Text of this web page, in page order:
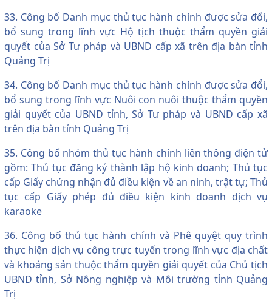
33. Công bố Danh mục thủ tục hành chính được sửa đổi,
bổ sung trong lĩnh vực Hộ tịch thuộc thẩm quyền giải
quyết của Sở Tư pháp và UBND cấp xã trên địa bàn tỉnh
Quảng Trị
34. Công bố Danh mục thủ tục hành chính được sửa đổi,
bổ sung trong lĩnh vực Nuôi con nuôi thuộc thẩm quyền
giải quyết của UBND tỉnh, Sở Tư pháp và UBND cấp xã
trên địa bàn tỉnh Quảng Trị
35. Công bố nhóm thủ tục hành chính liên thông điện tử
gồm: Thủ tục đăng ký thành lập hộ kinh doanh; Thủ tục
cấp Giấy chứng nhận đủ điều kiện về an ninh, trật tự; Thủ
tục cấp Giấy phép đủ điều kiện kinh doanh dịch vụ
karaoke
36. Công bố thủ tục hành chính và Phê quyệt quy trình
thực hiện dịch vụ công trực tuyến trong lĩnh vực địa chất
và khoáng sản thuộc thẩm quyền giải quyết của Chủ tịch
UBND tỉnh, Sở Nông nghiệp và Môi trường tỉnh Quảng
Trị